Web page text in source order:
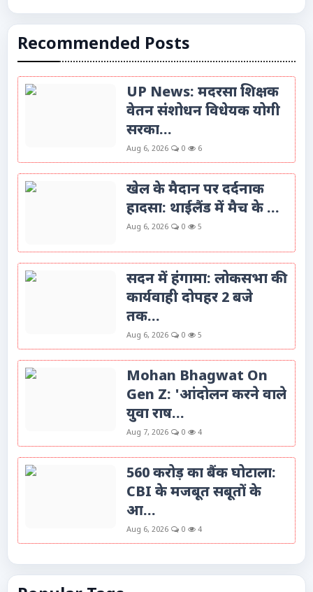
Recommended Posts
UP News: मदरसा शिक्षक
वेतन संशोधन विधेयक योगी
सरका...
Aug 6, 2026 0 6
खेल के मैदान पर दर्दनाक
हादसा: थाईलैंड में मैच के ...
Aug 6, 2026 0 5
सदन में हंगामा: लोकसभा की
कार्यवाही दोपहर 2 बजे
तक...
Aug 6, 2026 0 5
Mohan Bhagwat On
Gen Z: 'आंदोलन करने वाले
युवा राष...
Aug 7, 2026 0 4
560 करोड़ का बैंक घोटाला:
CBI के मजबूत सबूतों के
आ...
Aug 6, 2026 0 4